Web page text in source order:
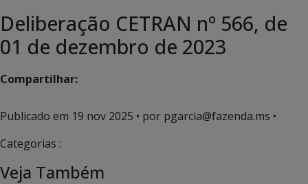
Deliberação CETRAN nº 566, de
01 de dezembro de 2023
Compartilhar:
Publicado em 19 nov 2025 • por pgarcia@fazenda.ms •
Categorias :
Veja Também